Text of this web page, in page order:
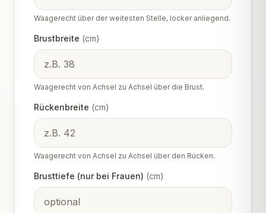
Waagerecht über der weitesten Stelle, locker anliegend.
Brustbreite (cm)
Waagerecht von Achsel zu Achsel über die Brust.
Rückenbreite (cm)
Waagerecht von Achsel zu Achsel über den Rücken.
Brusttiefe (nur bei Frauen) (cm)